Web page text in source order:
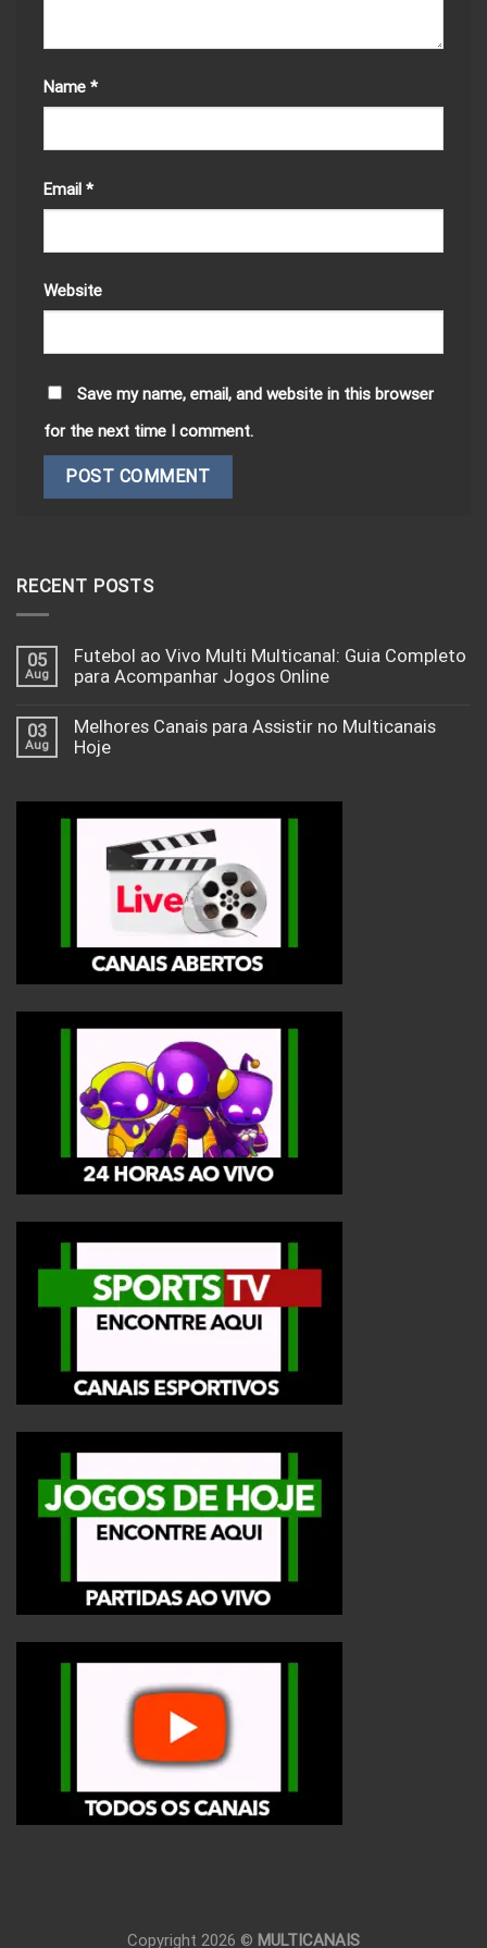
Name *
Email *
Website
Save my name, email, and website in this browser
for the next time I comment.
RECENT POSTS
05
Aug
Futebol ao Vivo Multi Multicanal: Guia Completo
para Acompanhar Jogos Online
03
Aug
Melhores Canais para Assistir no Multicanais
Hoje
Copyright 2026 © MULTICANAIS